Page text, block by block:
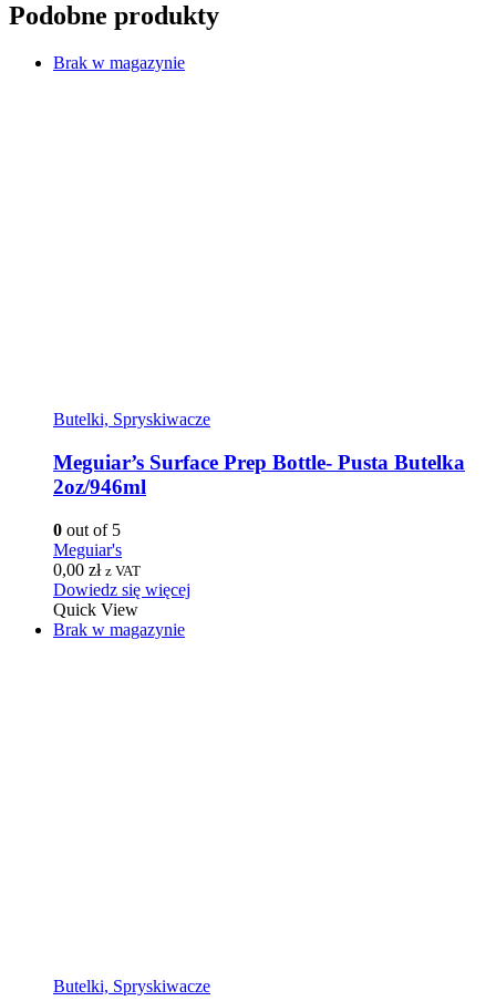
Podobne produkty
Brak w magazynie
Butelki, Spryskiwacze
Meguiar’s Surface Prep Bottle- Pusta Butelka
2oz/946ml
0 out of 5
Meguiar's
0,00 zł z VAT
Dowiedz się więcej
Quick View
Brak w magazynie
Butelki, Spryskiwacze